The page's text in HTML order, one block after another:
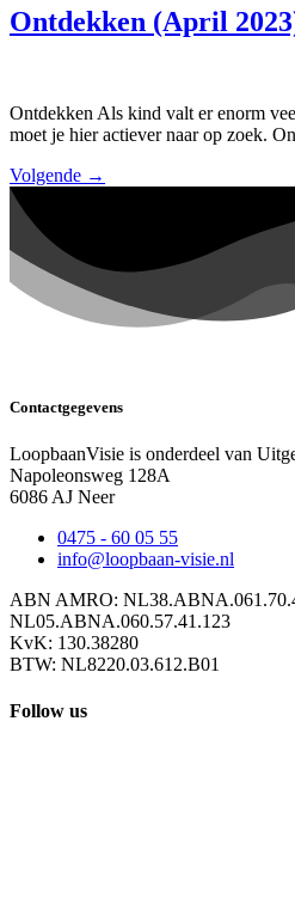
Ontdekken (April
Ontdekken Als kind valt er enorm
moet je hier actiever naar op zoek.
Volgende →
Contactgegevens
LoopbaanVisie is onderdeel van
Napoleonsweg 128A
6086 AJ Neer
0475 - 60 05 55
info@loopbaan-visie.nl
ABN AMRO:
NL05.ABNA.060.57.41.123
KvK: 130.38280
BTW: NL8220.03.612.B01
Follow us